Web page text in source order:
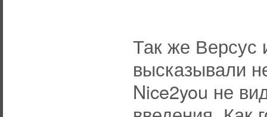
Так же Версус
высказывали
Nice2you не